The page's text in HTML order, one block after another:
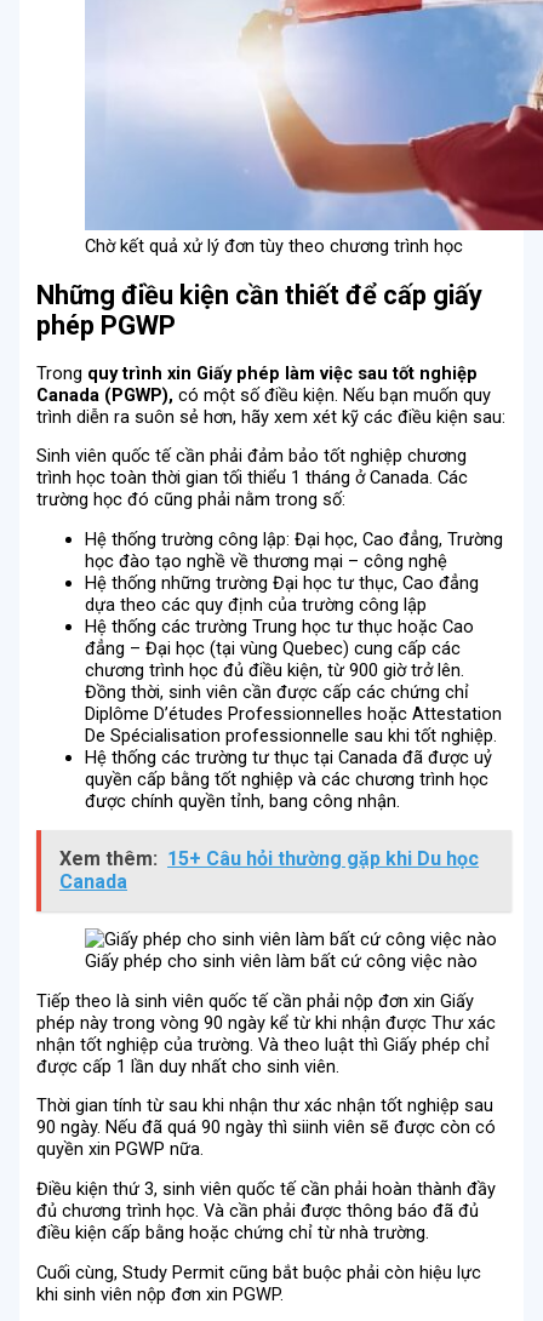
Chờ kết quả xử lý đơn tùy theo chương trình học
Những điều kiện cần thiết để cấp giấy
phép PGWP
Trong quy trình xin Giấy phép làm việc sau tốt nghiệp
Canada (PGWP),có một số điều kiện. Nếu bạn muốn quy
trình diễn ra suôn sẻ hơn, hãy xem xét kỹ các điều kiện sau:
Sinh viên quốc tế cần phải đảm bảo tốt nghiệp chương
trình học toàn thời gian tối thiểu 1 tháng ở Canada. Các
trường học đó cũng phải nằm trong số:
Hệ thống trường công lập: Đại học, Cao đẳng, Trường
học đào tạo nghề về thương mại – công nghệ
Hệ thống những trường Đại học tư thục, Cao đẳng
dựa theo các quy định của trường công lập
Hệ thống các trường Trung học tư thục hoặc Cao
đẳng – Đại học (tại vùng Quebec) cung cấp các
chương trình học đủ điều kiện, từ 900 giờ trở lên.
Đồng thời, sinh viên cần được cấp các chứng chỉ
Diplôme D’études Professionnelles hoặc Attestation
De Spécialisation professionnelle sau khi tốt nghiệp.
Hệ thống các trường tư thục tại Canada đã được uỷ
quyền cấp bằng tốt nghiệp và các chương trình học
được chính quyền tỉnh, bang công nhận.
Xem thêm: 15+ Câu hỏi thường gặp khi Du học
Canada
Giấy phép cho sinh viên làm bất cứ công việc nào
Tiếp theo là sinh viên quốc tế cần phải nộp đơn xin Giấy
phép này trong vòng 90 ngày kể từ khi nhận được Thư xác
nhận tốt nghiệp của trường. Và theo luật thì Giấy phép chỉ
được cấp 1 lần duy nhất cho sinh viên.
Thời gian tính từ sau khi nhận thư xác nhận tốt nghiệp sau
90 ngày. Nếu đã quá 90 ngày thì siinh viên sẽ được còn có
quyền xin PGWP nữa.
Điều kiện thứ 3, sinh viên quốc tế cần phải hoàn thành đầy
đủ chương trình học. Và cần phải được thông báo đã đủ
điều kiện cấp bằng hoặc chứng chỉ từ nhà trường.
Cuối cùng, Study Permit cũng bắt buộc phải còn hiệu lực
khi sinh viên nộp đơn xin PGWP.